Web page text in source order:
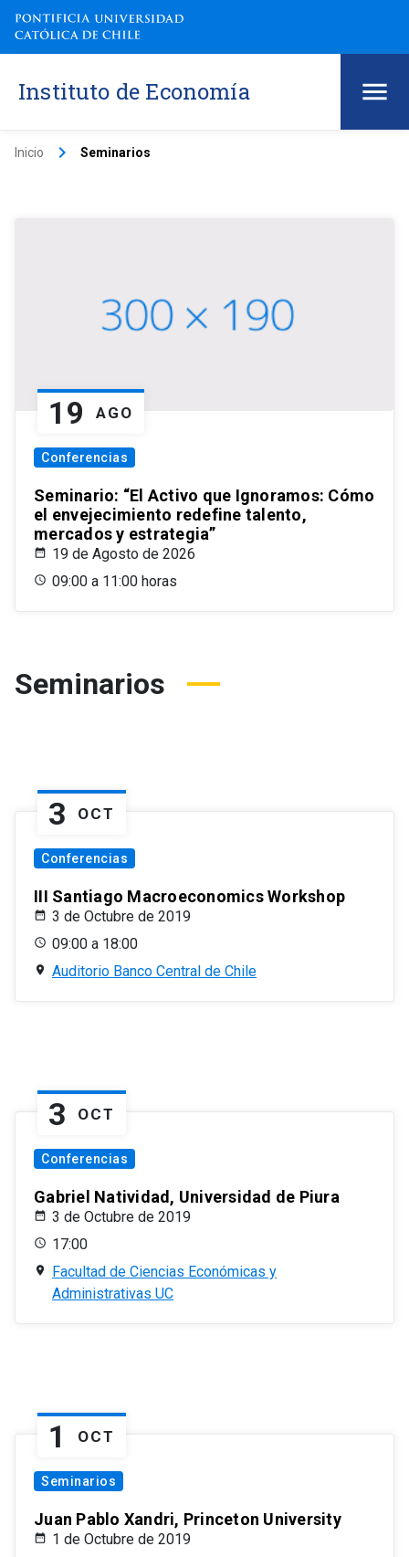
Instituto de Economía
Inicio keyboard_arrow_right Seminarios
19 AGO
Conferencias
Seminario: “El Activo que Ignoramos: Cómo
el envejecimiento redefine talento,
mercados y estrategia”
19 de Agosto de 2026
09:00 a 11:00 horas
Seminarios
3 OCT
Conferencias
III Santiago Macroeconomics Workshop
3 de Octubre de 2019
09:00 a 18:00
Auditorio Banco Central de Chile
3 OCT
Conferencias
Gabriel Natividad, Universidad de Piura
3 de Octubre de 2019
17:00
Facultad de Ciencias Económicas y
Administrativas UC
1 OCT
Seminarios
Juan Pablo Xandri, Princeton University
1 de Octubre de 2019